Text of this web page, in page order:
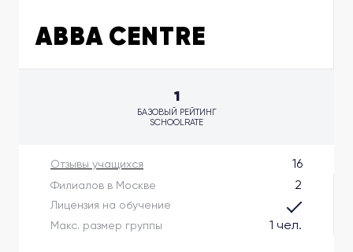
ABBA CENTRE
Отзывы учащихся 16
Филиалов в Москве 2
Макс. размер группы 1 чел.
Лицензия на обучение
1
БАЗОВЫЙ РЕЙТИНГ
SCHOOLRATE